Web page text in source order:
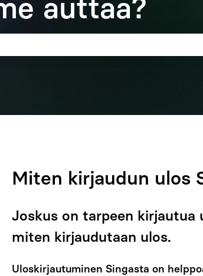
auttaa?
Miten kirjaudun ulos
Joskus on tarpeen kirjautua
miten kirjaudutaan ulos.
Uloskirjautuminen Singasta on